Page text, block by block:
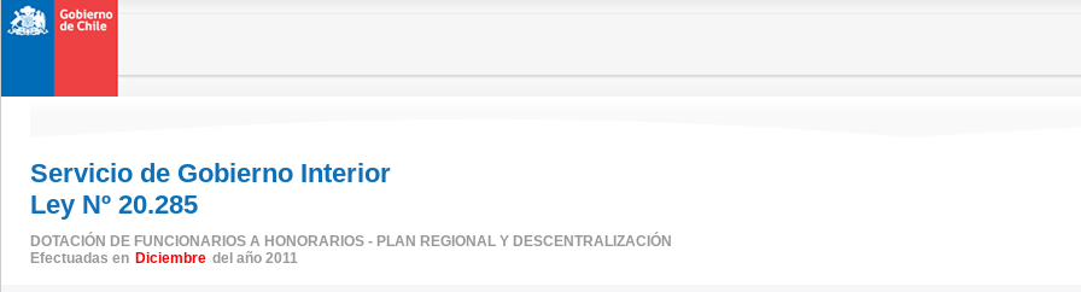
Servicio de Gobierno Interior
Ley Nº 20.285
DOTACIÓN DE FUNCIONARIOS A HONORARIOS - PLAN REGIONAL Y DESCENTRALIZACIÓN
Efectuadas en Diciembre del año 2011